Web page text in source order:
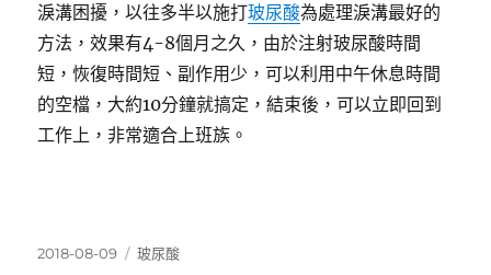
淚溝困擾，以往多半以施打玻尿酸為處理淚溝最好的
方法，效果有4-8個月之久，由於注射玻尿酸時間
短，恢復時間短、副作用少，可以利用中午休息時間
的空檔，大約10分鐘就搞定，結束後，可以立即回到
工作上，非常適合上班族。
發
2018-08-09
分
玻尿酸